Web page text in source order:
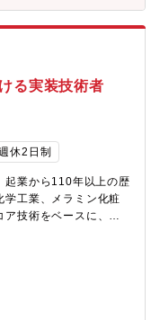
ット機を担当工法調
新規プロセス開発メー
作成、試験機立上げな
ーの方とのやり取り
とも可能です。【配
生産技術１G（52
魅力】・まだ世に出
。顧客の仕様に合わ
ことができます。・自
す。担当製品が多岐
素技術開発/設計から量
本部は仕事自掛技術が
でおこなうことがで
る実装技術者
休2日制
起業から110年以上の歴
学工業、メラミン化粧
技術をベースに、時
環境対応を支えるセ
から選ばれる企業に
特に半導体パッケー
、今後の事業拡大が